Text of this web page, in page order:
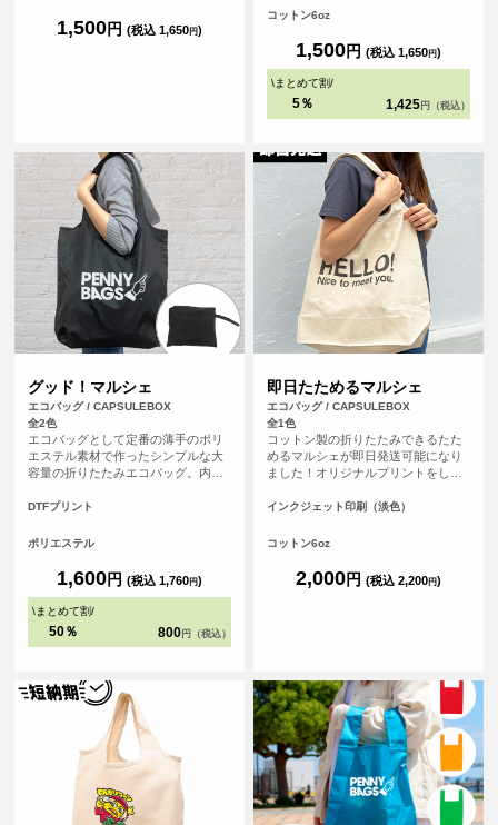
からフルカラープリントでオリジナ
ルエコバッグを作ることができま
1,500円 (税込 1,650円)
り、とてもしっかりとしたエコバッ
からフルカラープリントでオリジナ
ルエコバッグを作ることができま
す！（※弊社オリジナルバッグのた
コットン6oz
1,500円 (税込 1,650円)
\まとめて割/
5％ 1,425 円（税込）
グッド！マルシェ
エコバッグ / CAPSULEBOX
全2色
エコバッグとして定番の薄手のポリ
エステル素材で作ったシンプルな大
容量の折りたたみエコバッグ。内ポ
が可能で、ポリエステル素材のため
でかさばらないため人気の高いエコ
DTFプリント
ポリエステル
1,600円 (税込 1,760円)
\まとめて割/
50％ 800 円（税込）
即日たためるマルシェ
エコバッグ / CAPSULEBOX
全1色
コットン製の折りたたみできるたた
めるマルシェが即日発送可能になり
ました！オリジナルプリントをした
文（決済完了）で、その日に発送す
ント、注文し忘れ、すぐに欲しい！
んフルカラープリントしたオリジナ
ルエコバッグが作れます。
インクジェット印刷（淡色）
コットン6oz
2,000円 (税込 2,200円)